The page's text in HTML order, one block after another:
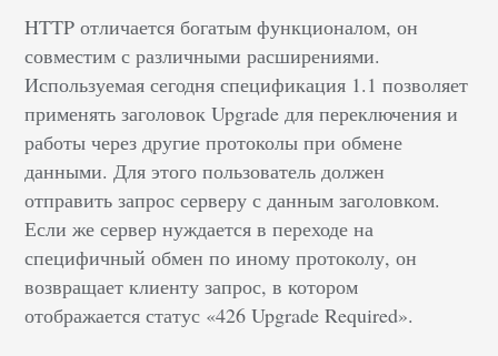
HTTP отличается богатым функционалом, он
совместим с различными расширениями.
Используемая сегодня спецификация 1.1 позволяет
применять заголовок Upgrade для переключения и
работы через другие протоколы при обмене
данными. Для этого пользователь должен
отправить запрос серверу с данным заголовком.
Если же сервер нуждается в переходе на
специфичный обмен по иному протоколу, он
возвращает клиенту запрос, в котором
отображается статус «426 Upgrade Required».